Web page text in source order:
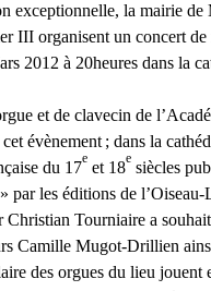
exceptionnelle, la mairie de
III organisent un concert
2012 à 20heures dans la
et de clavecin de
cet évènement ; dans la
du 17
e
et 18
e
siècles
» par les éditions de
Tourniaire a
Camille Mugot-Drillien
des orgues du lieu jouent